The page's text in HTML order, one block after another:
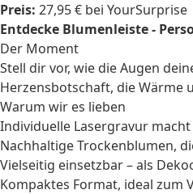
Preis: 27,95 € bei YourSurprise
Entdecke Blumenleiste -
Der Moment
Stell dir vor, wie die Augen
Herzensbotschaft, die Wärme
Warum wir es lieben
Individuelle Lasergravur
Nachhaltige Trockenblumen,
Vielseitig einsetzbar – als
Kompaktes Format, ideal zum